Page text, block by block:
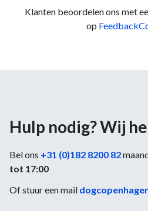
Klanten beoordelen ons met
op
Hulp nodig? Wij
Bel ons +31 (0)182 8200 82
tot 17:00
Of stuur een mail